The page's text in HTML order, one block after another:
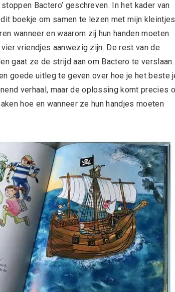
Bactero’ geschreven. In het kader van
boekje om samen te lezen met mijn
wanneer en waarom zij hun handen moeten
vriendjes aanwezig zijn. De rest van de
gaat ze de strijd aan om Bactero te verslaan.
goede uitleg te geven over hoe je het beste
verhaal, maar de oplossing komt precies
hoe en wanneer ze hun handjes moeten